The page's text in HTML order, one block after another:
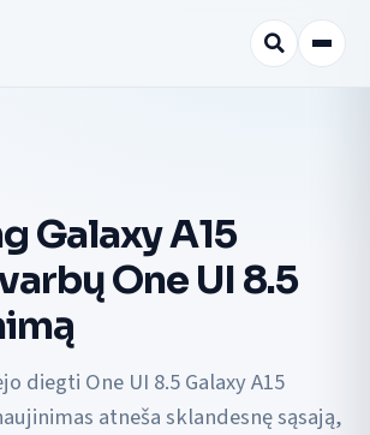
Galaxy A15
One UI 8.5
diegti One UI 8.5 Galaxy A15
atneša sklandesnę sąsają,